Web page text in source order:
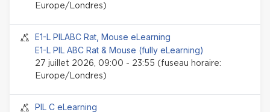
Europe/Londres)
Session Face-to-face
E1-L PILABC Rat, Mouse eLearning
E1-L PIL ABC Rat & Mouse (fully eLearning)
27 juillet 2026, 09:00 - 23:55 (fuseau horaire:
Europe/Londres)
Session Face-to-face
PIL C eLearning